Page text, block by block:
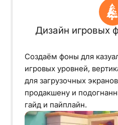
Дизайн игровых
Создаём фоны для
игровых уровней,
для загрузочных
продакшену и
гайд и пайплайн.